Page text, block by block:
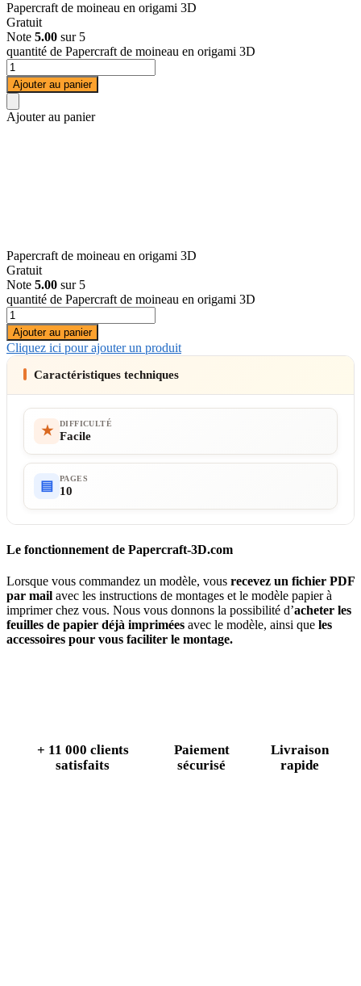
Papercraft de moineau en origami 3D
Gratuit
Note 5.00 sur 5
quantité de Papercraft de moineau en origami 3D
Ajouter au panier
Ajouter au panier
Papercraft de moineau en origami 3D
Gratuit
Note 5.00 sur 5
quantité de Papercraft de moineau en origami 3D
Ajouter au panier
Cliquez ici pour ajouter un produit
Caractéristiques techniques
★ DIFFICULTÉ
Facile
▤ PAGES
10
Le fonctionnement de Papercraft-3D.com
Lorsque vous commandez un modèle, vous recevez un fichier PDF
par mail avec les instructions de montages et le modèle papier à
imprimer chez vous. Nous vous donnons la possibilité d’acheter les
feuilles de papier déjà imprimées avec le modèle, ainsi que les
accessoires pour vous faciliter le montage.
+ 11 000 clients
satisfaits
Paiement
sécurisé
Livraison
rapide